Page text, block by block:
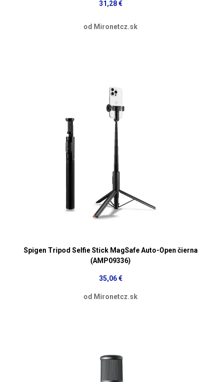
31,28 €
od Mironetcz.sk
Spigen Tripod Selfie Stick MagSafe Auto-Open čierna
(AMP09336)
35,06 €
od Mironetcz.sk